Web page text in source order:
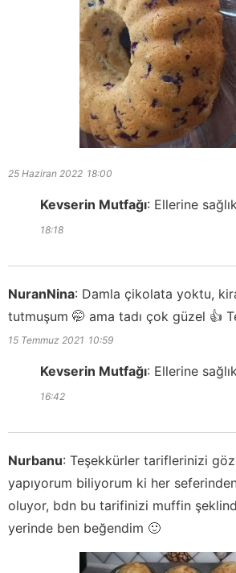
25 Haziran 2022 18:00
Kevserin Mutfağı: Ellerine
18:18
NuranNina: Damla çikolata yoktu,
tutmuşum 🤭 ama tadı çok güzel 👍
15 Temmuz 2021 10:59
Kevserin Mutfağı: Ellerine
16:42
Nurbanu: Teşekkürler tariflerinizi
yapıyorum biliyorum ki her
oluyor, bdn bu tarifinizi muffin
yerinde ben beğendim 🙂